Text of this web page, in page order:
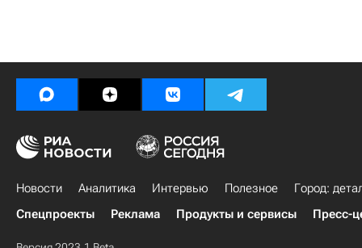
Новости Аналитика Интервью Полезное
Город:
Спецпроекты
Реклама Продукты и сервисы Пресс-